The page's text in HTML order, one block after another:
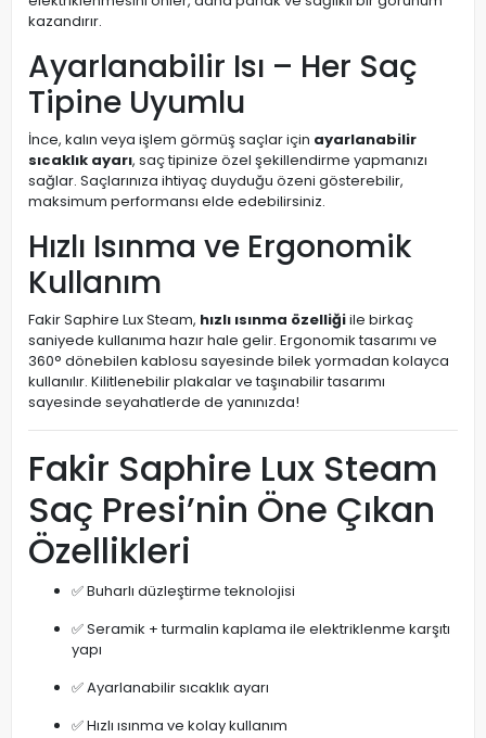
kazandırır.
Ayarlanabilir Isı – Her Saç
Tipine Uyumlu
İnce, kalın veya işlem görmüş saçlar için ayarlanabilir
sıcaklık ayarı, saç tipinize özel şekillendirme yapmanızı
sağlar. Saçlarınıza ihtiyaç duyduğu özeni gösterebilir,
maksimum performansı elde edebilirsiniz.
Hızlı Isınma ve Ergonomik
Kullanım
Fakir Saphire Lux Steam, hızlı ısınma özelliğiile birkaç
saniyede kullanıma hazır hale gelir. Ergonomik tasarımı ve
360° dönebilen kablosu sayesinde bilek yormadan kolayca
kullanılır. Kilitlenebilir plakalar ve taşınabilir tasarımı
sayesinde seyahatlerde de yanınızda!
Fakir Saphire Lux Steam
Saç Presi’nin Öne Çıkan
Özellikleri
✅ Buharlı düzleştirme teknolojisi
✅ Seramik + turmalin kaplama ile elektriklenme karşıtı
yapı
✅ Ayarlanabilir sıcaklık ayarı
✅ Hızlı ısınma ve kolay kullanım